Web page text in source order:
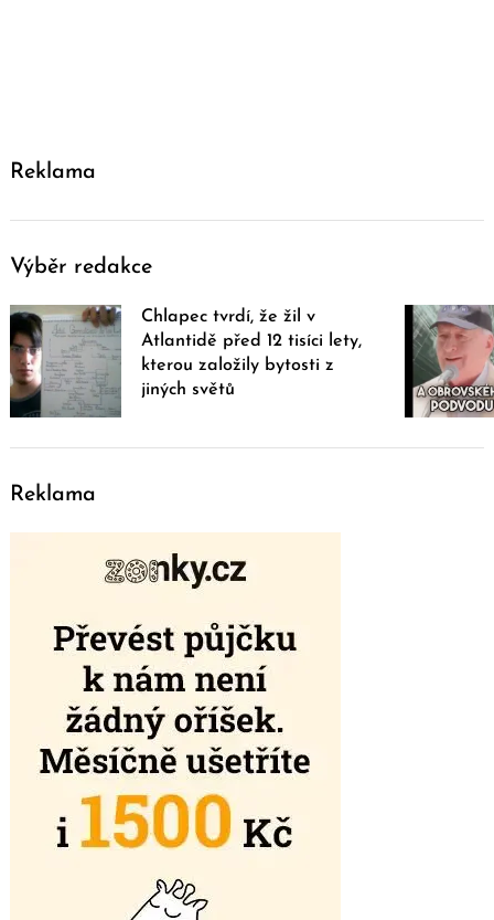
Reklama
Výběr redakce
Chlapec tvrdí, že žil v
Atlantidě před 12 tisíci lety,
kterou založily bytosti z
jiných světů
Reklama